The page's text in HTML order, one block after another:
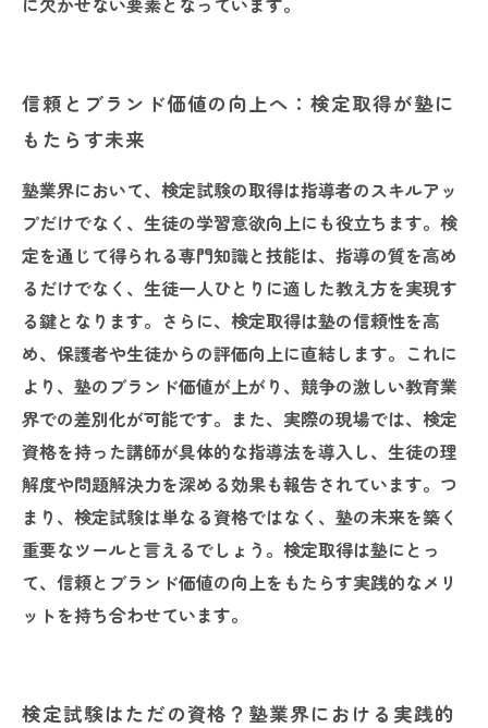
信頼とブランド価値の向上へ：検定取得が塾に
もたらす未来
塾業界において、検定試験の取得は指導者のスキルアッ
プだけでなく、生徒の学習意欲向上にも役立ちます。検
定を通じて得られる専門知識と技能は、指導の質を高め
るだけでなく、生徒一人ひとりに適した教え方を実現す
る鍵となります。さらに、検定取得は塾の信頼性を高
め、保護者や生徒からの評価向上に直結します。これに
より、塾のブランド価値が上がり、競争の激しい教育業
界での差別化が可能です。また、実際の現場では、検定
資格を持った講師が具体的な指導法を導入し、生徒の理
解度や問題解決力を深める効果も報告されています。つ
まり、検定試験は単なる資格ではなく、塾の未来を築く
重要なツールと言えるでしょう。検定取得は塾にとっ
て、信頼とブランド価値の向上をもたらす実践的なメリ
ットを持ち合わせています。
検定試験はただの資格？塾業界における実践的